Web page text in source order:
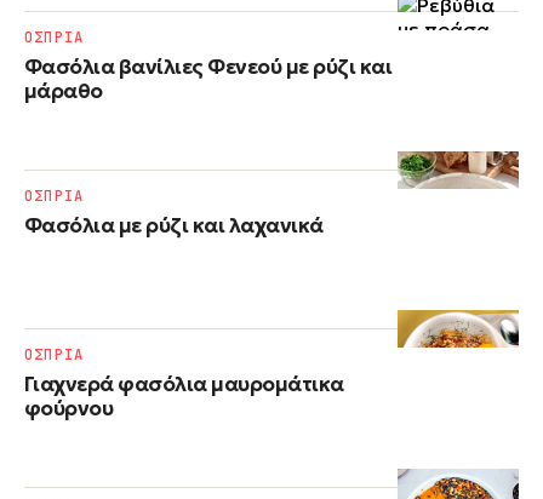
Φασόλια βανίλιες Φενεού με ρύζι και
μάραθο
ΟΣΠΡΙΑ
Φασόλια με ρύζι​ και λαχανικά
ΟΣΠΡΙΑ
Γιαχνερά φασόλια μαυρομάτικα
φούρνου
ΟΣΠΡΙΑ